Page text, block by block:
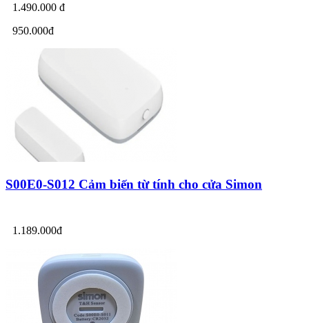
1.490.000 đ
950.000đ
S00E0-S012 Cảm biến từ tính cho cửa Simon
1.189.000đ